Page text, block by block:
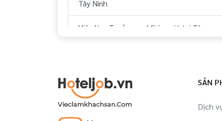
Tây Ninh
Việc làm Trưởng ca/ Giám sát tại Tây
Việc làm Đào tạo viên tại Tây Ninh
SẢN
Dịch